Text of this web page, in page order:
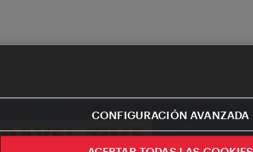
CONFIGURACIÓN AVANZADA